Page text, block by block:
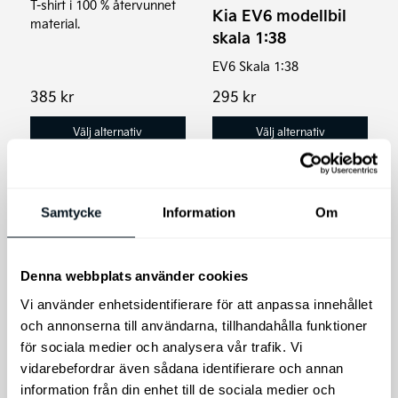
Samtycke Information Om
Denna webbplats använder cookies
Vi använder enhetsidentifierare för att anpassa innehållet
och annonserna till användarna, tillhandahålla funktioner
för sociala medier och analysera vår trafik. Vi
vidarebefordrar även sådana identifierare och annan
information från din enhet till de sociala medier och
T-shirt i 100 % återvunnet
material.
385 kr
Välj alternativ
olika
alternativen
på
produktsidan
Kia EV6 modellbil
skala 1:38
EV6 Skala 1:38
295 kr
Välj alternativ
olika
alternativen
väljas
på
produktsidan
Kia Plånbok RFID
Kia softshell jacka
Kia jacka
Den
produkten
flera
varianter.
De
olika